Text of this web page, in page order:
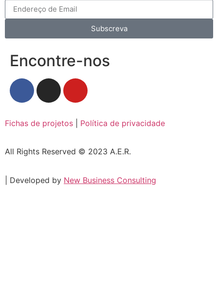
Subscreva
Encontre-nos
Fichas de projetos Política de privacidade
All Rights Reserved © 2023 A.E.R.
| Developed by New Business Consulting